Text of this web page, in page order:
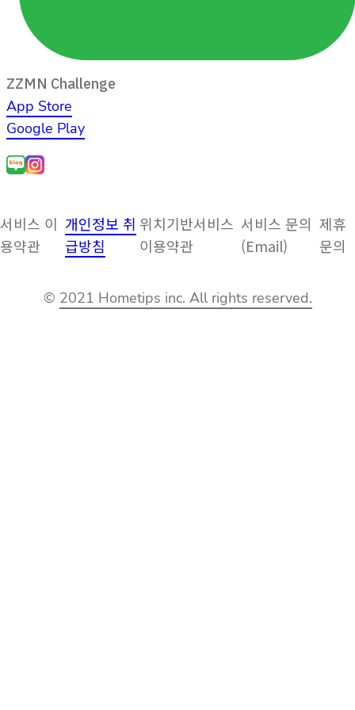
ZZMN Challenge
App Store
Google Play
서비스 이
용약관
개인정보 취
급방침
위치기반서비스
이용약관
서비스 문의
(Email)
제휴
문의
© 2021 Hometips inc. All rights reserved.